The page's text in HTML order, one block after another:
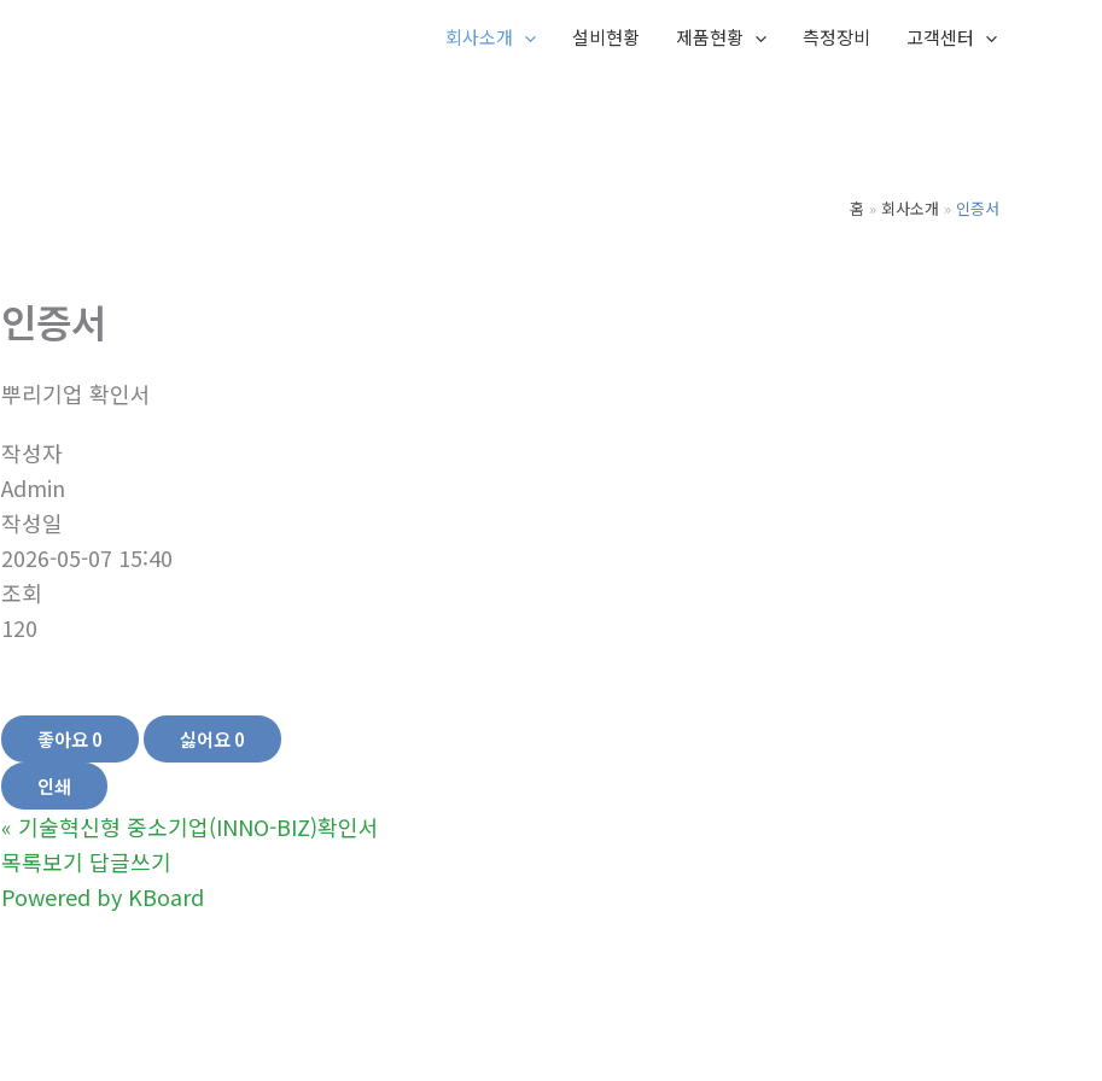
회사소개 설비현황 제품현황 측정장비 고객센터
홈 회사소개 인증서
인증서
뿌리기업 확인서
작성자
Admin
작성일
2026-05-07 15:40
조회
120
좋아요0 싫어요0
인쇄
« 기술혁신형 중소기업(INNO-BIZ)확인서
목록보기 답글쓰기
Powered by KBoard